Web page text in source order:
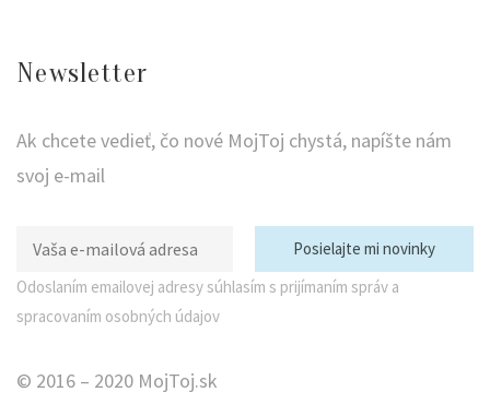
Newsletter
Ak chcete vedieť, čo nové MojToj chystá, napíšte nám
svoj e-mail
Odoslaním emailovej adresy súhlasím s prijímaním správ a
spracovaním osobných údajov
© 2016 – 2020 MojToj.sk